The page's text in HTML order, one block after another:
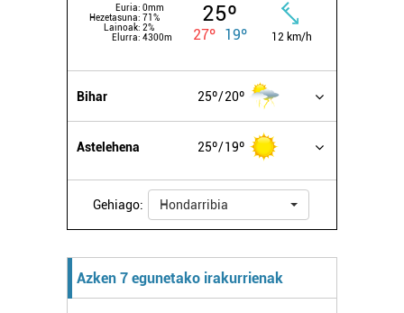
Euria: 0mm
Hezetasuna: 71%
Lainoak: 2%
Elurra: 4300m
25º
27º 19º 12 km/h
Bihar 25º 20º
Astelehena 25º 19º
Gehiago: Hondarribia
Azken 7 egunetako irakurrienak